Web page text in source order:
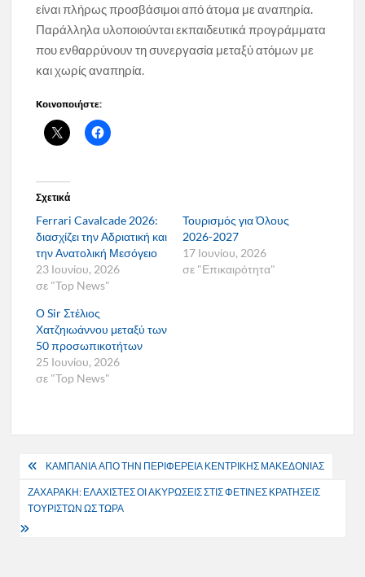
είναι πλήρως προσβάσιμοι από άτομα με αναπηρία.
Παράλληλα υλοποιούνται εκπαιδευτικά προγράμματα
που ενθαρρύνουν τη συνεργασία μεταξύ ατόμων με
και χωρίς αναπηρία.
Κοινοποιήστε:
Σχετικά
Ferrari Cavalcade 2026:
διασχίζει την Αδριατική και
την Ανατολική Μεσόγειο
23 Ιουνίου, 2026
σε "Top News"
Τουρισμός για Όλους
2026-2027
17 Ιουνίου, 2026
σε "Επικαιρότητα"
Ο Sir Στέλιος
Χατζηιωάννου μεταξύ των
50 προσωπικοτήτων
25 Ιουνίου, 2026
σε "Top News"
Πλοήγηση
άρθρων
ΚΑΜΠΑΝΙΑ ΑΠΟ ΤΗΝ ΠΕΡΙΦΕΡΕΙΑ ΚΕΝΤΡΙΚΗΣ ΜΑΚΕΔΟΝΙΑΣ
ΖΑΧΑΡΑΚΗ: ΕΛΑΧΙΣΤΕΣ ΟΙ ΑΚΥΡΩΣΕΙΣ ΣΤΙΣ ΦΕΤΙΝΕΣ ΚΡΑΤΗΣΕΙΣ
ΤΟΥΡΙΣΤΩΝ ΩΣ ΤΩΡΑ